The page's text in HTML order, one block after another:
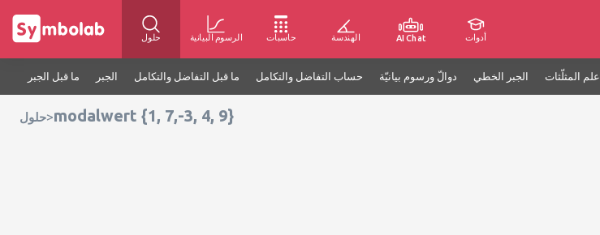
حلول الرسوم البيانية حاسبات الهندسة AI Chat أدوات
ما قبل الجبر الجبر ما قبل التفاضل والتكامل حساب التفاضل والتكامل دوالّ ورسوم بيانيّة الجبر الخطي علم المثلّثات
حلول>modalwert {1, 7,-3, 4, 9}